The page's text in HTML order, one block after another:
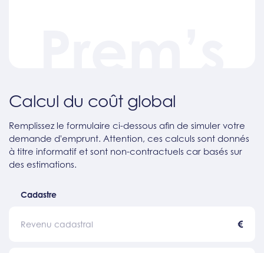
Calcul du coût global
Remplissez le formulaire ci-dessous afin de simuler votre
demande d'emprunt. Attention, ces calculs sont donnés
à titre informatif et sont non-contractuels car basés sur
des estimations.
Cadastre
Revenu cadastral €